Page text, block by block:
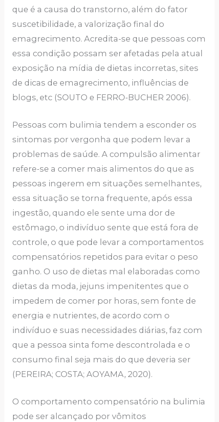
que é a causa do transtorno, além do fator
suscetibilidade, a valorização final do
emagrecimento. Acredita-se que pessoas com
essa condição possam ser afetadas pela atual
exposição na mídia de dietas incorretas, sites
de dicas de emagrecimento, influências de
blogs, etc (SOUTO e FERRO-BUCHER 2006).
Pessoas com bulimia tendem a esconder os
sintomas por vergonha que podem levar a
problemas de saúde. A compulsão alimentar
refere-se a comer mais alimentos do que as
pessoas ingerem em situações semelhantes,
essa situação se torna frequente, após essa
ingestão, quando ele sente uma dor de
estômago, o indivíduo sente que está fora de
controle, o que pode levar a comportamentos
compensatórios repetidos para evitar o peso
ganho. O uso de dietas mal elaboradas como
dietas da moda, jejuns impenitentes que o
impedem de comer por horas, sem fonte de
energia e nutrientes, de acordo com o
indivíduo e suas necessidades diárias, faz com
que a pessoa sinta fome descontrolada e o
consumo final seja mais do que deveria ser
(PEREIRA; COSTA; AOYAMA, 2020).
O comportamento compensatório na bulimia
pode ser alcançado por vômitos